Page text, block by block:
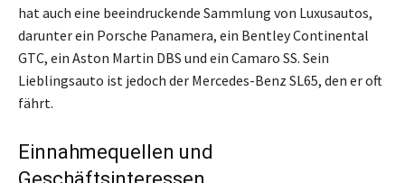
hat auch eine beeindruckende Sammlung von Luxusautos,
darunter ein Porsche Panamera, ein Bentley Continental
GTC, ein Aston Martin DBS und ein Camaro SS. Sein
Lieblingsauto ist jedoch der Mercedes-Benz SL65, den er oft
fährt.
Einnahmequellen und